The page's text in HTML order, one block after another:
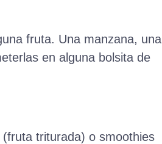
fruta. Una manzana, una
en alguna bolsita de
triturada) o smoothies